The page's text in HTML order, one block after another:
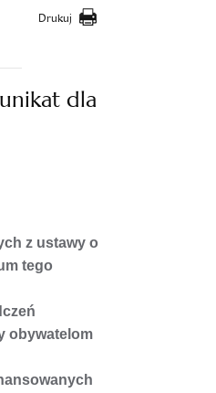
Drukuj
dla
z ustawy o
tego
obywatelom